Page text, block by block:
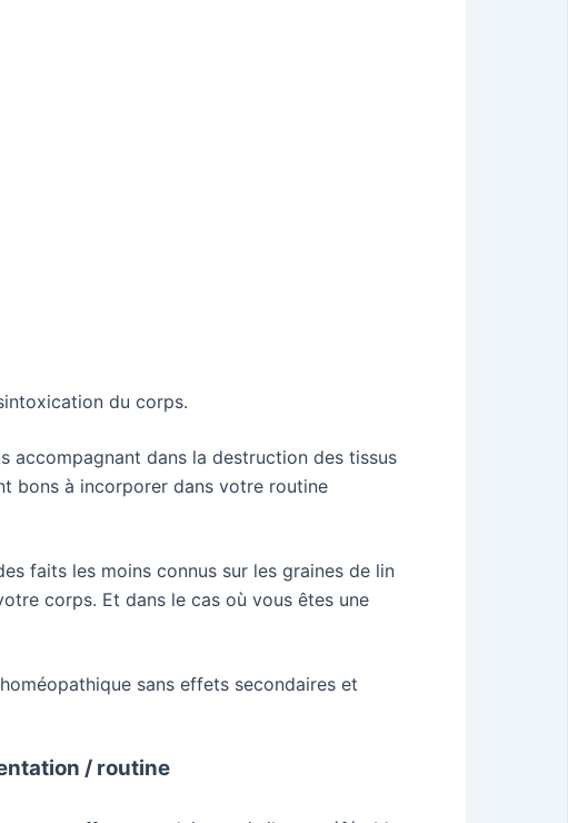
du corps.
accompagnant dans la destruction des tissus
bons à incorporer dans votre routine
faits les moins connus sur les graines de lin
corps. Et dans le cas où vous êtes une
sans effets secondaires et
/ routine